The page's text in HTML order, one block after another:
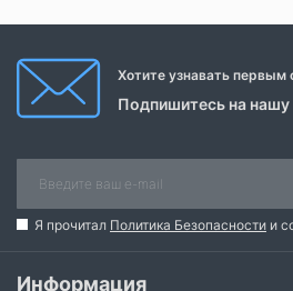
Хотите узнавать первым
Подпишитесь на
Я прочитал Политика Безопасности и
Информация